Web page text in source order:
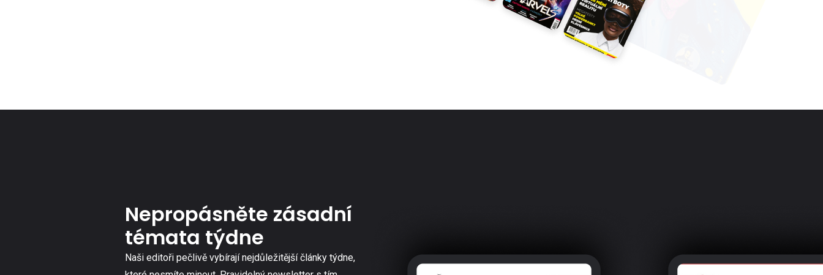
Nepropásněte zásadní
témata týdne
Naši editoři pečlivě vybírají nejdůležitější články týdne,